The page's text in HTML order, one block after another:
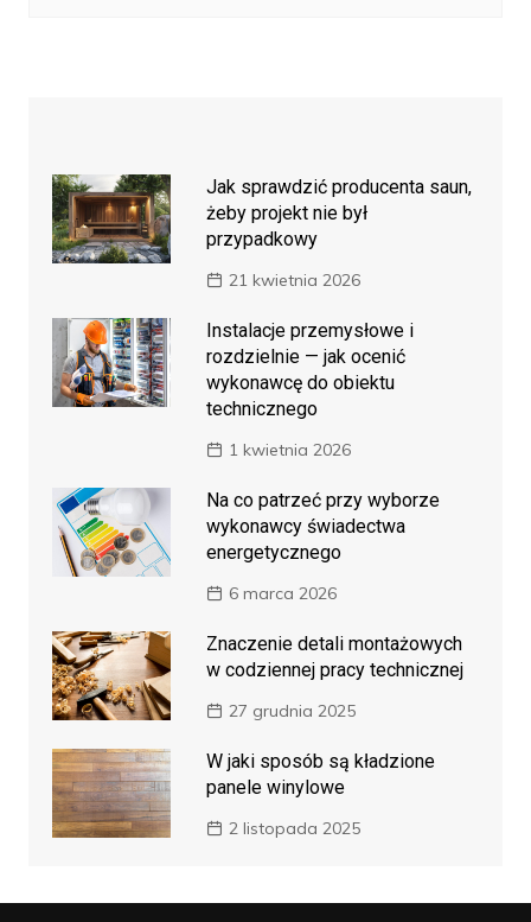
Jak sprawdzić producenta saun,
żeby projekt nie był
przypadkowy
21 kwietnia 2026
Instalacje przemysłowe i
rozdzielnie — jak ocenić
wykonawcę do obiektu
technicznego
1 kwietnia 2026
Na co patrzeć przy wyborze
wykonawcy świadectwa
energetycznego
6 marca 2026
Znaczenie detali montażowych
w codziennej pracy technicznej
27 grudnia 2025
W jaki sposób są kładzione
panele winylowe
2 listopada 2025